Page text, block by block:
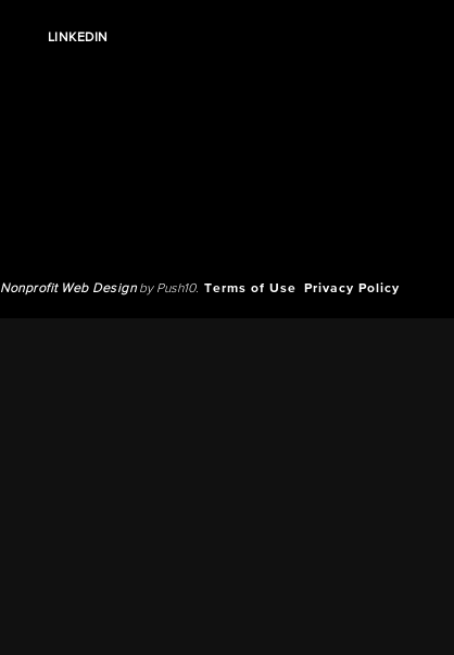
LINKEDIN
Nonprofit Web Designby Push10. Terms of Use Privacy Policy